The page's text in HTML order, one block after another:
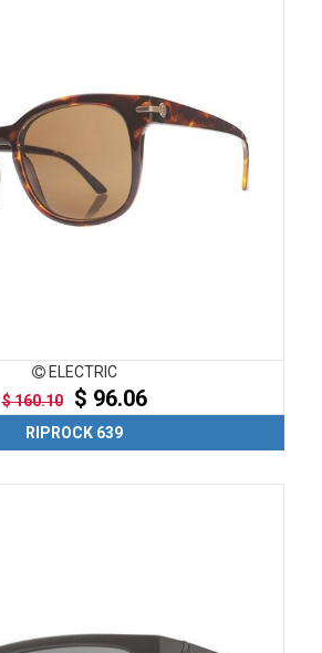
ELECTRIC
$ 160.10$ 96.06
RIPROCK 639